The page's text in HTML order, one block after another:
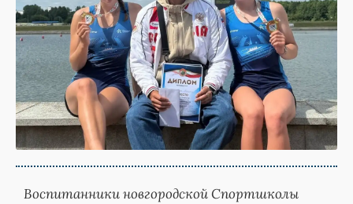
Воспитанники новгородской Спортшколы